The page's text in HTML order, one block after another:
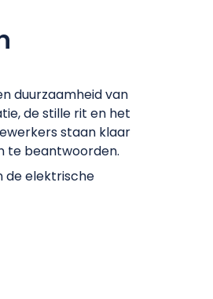
duurzaamheid van
de stille rit en het
staan klaar
te beantwoorden.
de elektrische